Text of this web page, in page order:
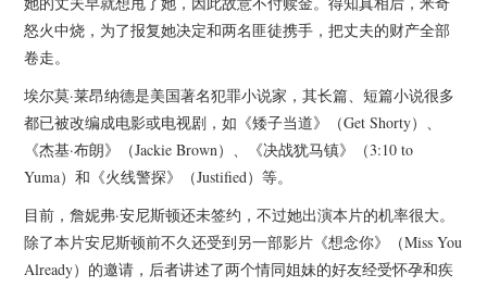
推荐电影
怒火中烧，为了报复她决定和两名匪徒携手，把丈夫的财产全部
卷走。
埃尔莫·莱昂纳德是美国著名犯罪小说家，其长篇、短篇小说很多
都已被改编成电影或电视剧，如《矮子当道》（Get Shorty）、
《杰基·布朗》（Jackie Brown）、《决战犹马镇》（3:10 to
Yuma）和《火线警探》（Justified）等。
目前，詹妮弗·安尼斯顿还未签约，不过她出演本片的机率很大。
除了本片安尼斯顿前不久还受到另一部影片《想念你》（Miss You
Already）的邀请，后者讲述了两个情同姐妹的好友经受怀孕和疾